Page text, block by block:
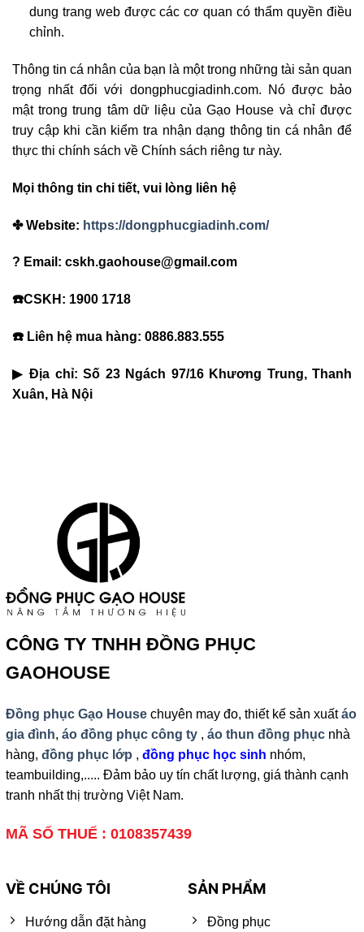
dung trang web được các cơ quan có thẩm quyền điều
chỉnh.
Thông tin cá nhân của bạn là một trong những tài sản quan
trọng nhất đối với dongphucgiadinh.com. Nó được bảo
mật trong trung tâm dữ liệu của Gạo House và chỉ được
truy cập khi cần kiểm tra nhận dạng thông tin cá nhân để
thực thi chính sách về Chính sách riêng tư này.
Mọi thông tin chi tiết, vui lòng liên hệ
✤ Website: https://dongphucgiadinh.com/
? Email: cskh.gaohouse@gmail.com
☎️CSKH: 1900 1718
☎️ Liên hệ mua hàng: 0886.883.555
▶ Địa chỉ: Số 23 Ngách 97/16 Khương Trung, Thanh
Xuân, Hà Nội
CÔNG TY TNHH ĐỒNG PHỤC
GAOHOUSE
Đồng phục Gạo Housechuyên may đo, thiết kế sản xuấtáo
gia đình, áo đồng phục công ty, áo thun đồng phụcnhà
hàng, đồng phục lớp , đồng phục học sinh nhóm,
teambuilding,..... Đảm bảo uy tín chất lượng, giá thành cạnh
tranh nhất thị trường Việt Nam.
MÃ SỐ THUẾ : 0108357439
VỀ CHÚNG TÔI
Hướng dẫn đặt hàng
SẢN PHẨM
Đồng phục